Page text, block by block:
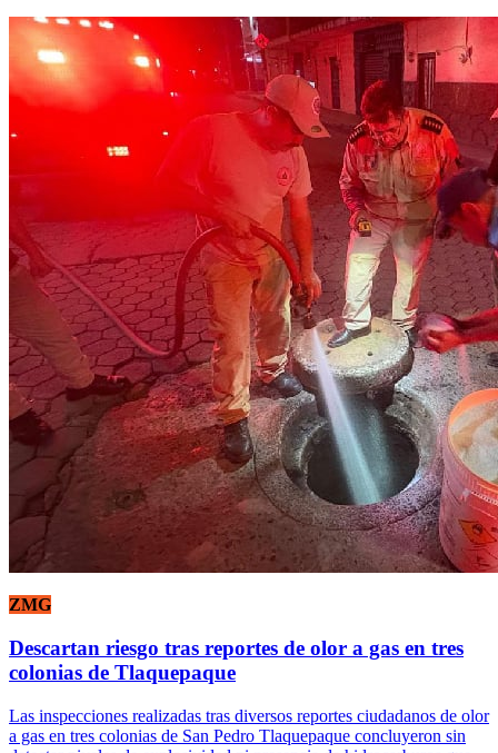
ZMG
Descartan riesgo tras reportes de olor a gas en tres
colonias de Tlaquepaque
Las inspecciones realizadas tras diversos reportes ciudadanos de olor
a gas en tres colonias de San Pedro Tlaquepaque concluyeron sin